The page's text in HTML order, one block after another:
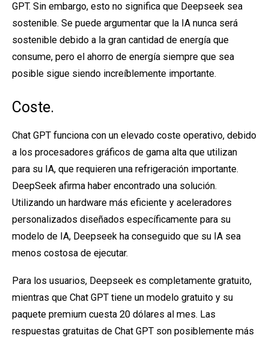
GPT. Sin embargo, esto no significa que Deepseek sea
sostenible. Se puede argumentar que la IA nunca será
sostenible debido a la gran cantidad de energía que
consume, pero el ahorro de energía siempre que sea
posible sigue siendo increíblemente importante.
Coste.
Chat GPT funciona con un elevado coste operativo, debido
a los procesadores gráficos de gama alta que utilizan
para su IA, que requieren una refrigeración importante.
DeepSeek afirma haber encontrado una solución.
Utilizando un hardware más eficiente y aceleradores
personalizados diseñados específicamente para su
modelo de IA, Deepseek ha conseguido que su IA sea
menos costosa de ejecutar.
Para los usuarios, Deepseek es completamente gratuito,
mientras que Chat GPT tiene un modelo gratuito y su
paquete premium cuesta 20 dólares al mes. Las
respuestas gratuitas de Chat GPT son posiblemente más